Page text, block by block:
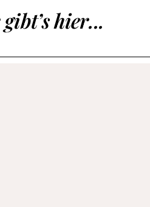
hier...